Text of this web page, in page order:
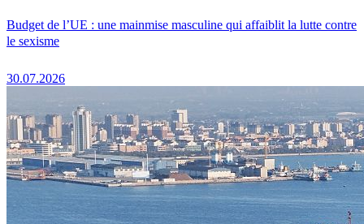
Budget de l’UE : une mainmise masculine qui affaiblit la lutte contre
le sexisme
30.07.2026